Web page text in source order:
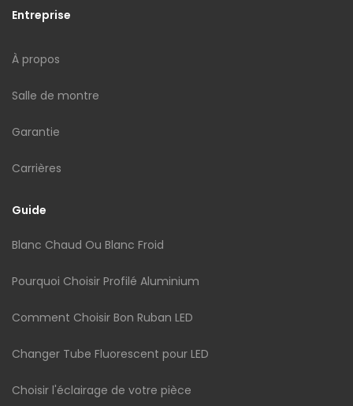
Entreprise
À propos
Salle de montre
Garantie
Carrières
Guide
Blanc Chaud Ou Blanc Froid
Pourquoi Choisir Profilé Aluminium
Comment Choisir Bon Ruban LED
Changer Tube Fluorescent pour LED
Choisir l'éclairage de votre pièce